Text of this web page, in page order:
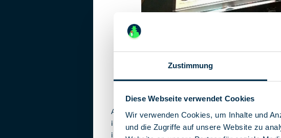
Zustimmung
Diese Webseite verwendet Cookies
Wir verwenden Cookies, um Inhalte und
und die Zugriffe auf unsere Website zu
wurden
Aber auch Harry S. Truman, Dwight D. Eisenhower
ihren Amtsräumen. Bei Kennedy befanden sich die
im Kabinettssaal. Die Aufnahmen startete er